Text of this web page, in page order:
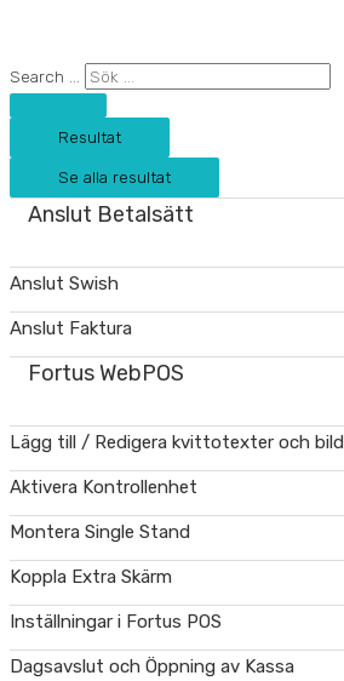
Search ...
Resultat
Se alla resultat
Anslut Betalsätt
Anslut Swish
Anslut Faktura
Fortus WebPOS
Lägg till / Redigera kvittotexter och bild
Aktivera Kontrollenhet
Montera Single Stand
Koppla Extra Skärm
Inställningar i Fortus POS
Dagsavslut och Öppning av Kassa